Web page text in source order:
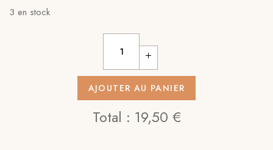
3 en stock
AJOUTER AU PANIER
Total : 19,50 €